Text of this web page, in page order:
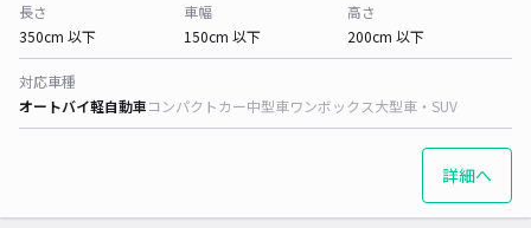
長さ
350cm 以下
車幅
150cm 以下
高さ
200cm 以下
対応車種
オートバイ軽自動車コンパクトカー中型車ワンボックス大型車・SUV
詳細へ